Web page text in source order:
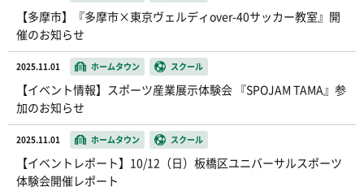
【多摩市】『多摩市×東京ヴェルディover-40サッカー教室』開
催のお知らせ
2025.11.01 ホームタウン スクール
【イベント情報】スポーツ産業展示体験会 『SPOJAM TAMA』参
加のお知らせ
2025.11.01 ホームタウン スクール
【イベントレポート】10/12（日）板橋区ユニバーサルスポーツ
体験会開催レポート